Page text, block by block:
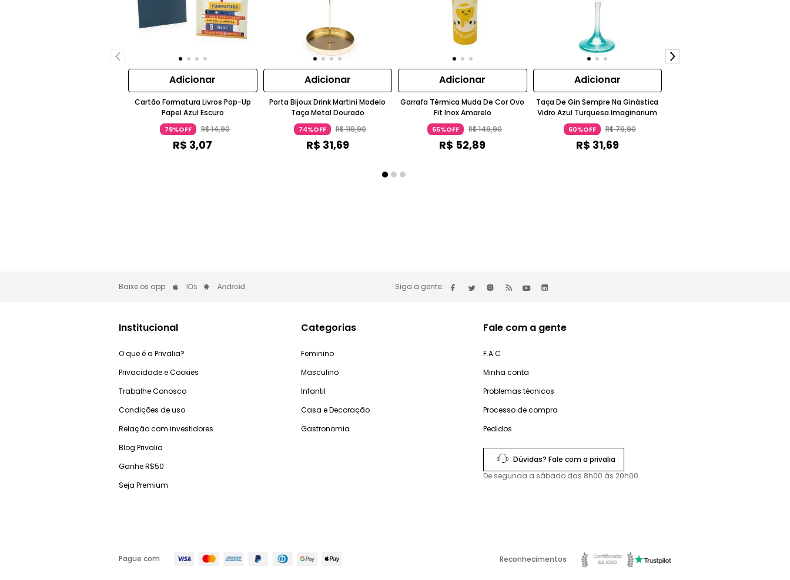
Adicionar
Cartão Formatura Livros Pop-Up
Papel Azul Escuro
79%OFF R$14,90
R$ 3,07
Adicionar
Porta Bijoux Drink Martini Modelo
Taça Metal Dourado
74%OFF R$119,90
R$ 31,69
Adicionar
Garrafa Térmica Muda De Cor Ovo
Fit Inox Amarelo
65%OFF R$149,90
R$ 52,89
Adicionar
Taça De Gin Sempre Na Ginástica
Vidro Azul Turquesa Imaginarium
60%OFF R$79,90
R$ 31,69
Baixe os app: Siga a gente:
Institucional
O que é a Privalia?
Privacidade e Cookies
Trabalhe Conosco
Condições de uso
Relação com investidores
Blog Privalia
Ganhe R$50
Seja Premium
Categorias
Feminino
Masculino
Infantil
Casa e Decoração
Gastronomia
Fale com a gente
F.A.C
Minha conta
Problemas técnicos
Processo de compra
Pedidos
Dúvidas? Fale com a privalia
De segunda a sábado das 8h00 às 20h00.
Pague com Reconhecimentos